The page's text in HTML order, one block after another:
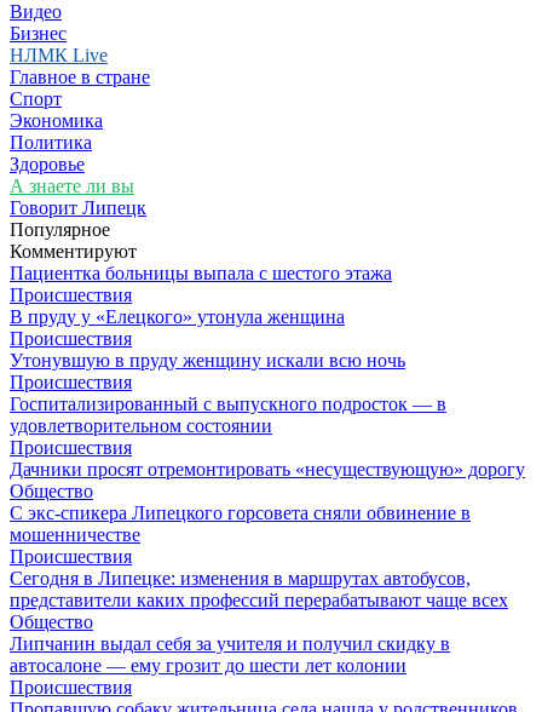
Видео
Бизнес
НЛМК Live
Главное в стране
Спорт
Экономика
Политика
Здоровье
А знаете ли вы
Говорит Липецк
Популярное
Комментируют
Пациентка больницы выпала с шестого этажа
Происшествия
В пруду у «Елецкого» утонула женщина
Происшествия
Утонувшую в пруду женщину искали всю ночь
Происшествия
Госпитализированный с выпускного подросток — в
удовлетворительном состоянии
Происшествия
Дачники просят отремонтировать «несуществующую» дорогу
Общество
С экс-спикера Липецкого горсовета сняли обвинение в
мошенничестве
Происшествия
Сегодня в Липецке: изменения в маршрутах автобусов,
представители каких профессий перерабатывают чаще всех
Общество
Липчанин выдал себя за учителя и получил скидку в
автосалоне — ему грозит до шести лет колонии
Происшествия